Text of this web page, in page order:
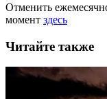
Отменить
момент здесь
Читайте также